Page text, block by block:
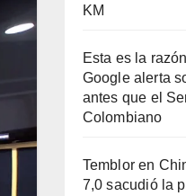
KM
Esta es la
Google alerta
antes que el
Colombiano
Temblor en
7,0 sacudió la